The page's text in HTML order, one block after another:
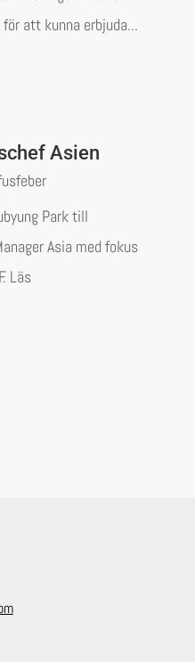
att kunna erbjuda...
Asien
Park till
Asia med fokus
Läs